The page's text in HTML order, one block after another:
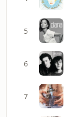
5
6
7